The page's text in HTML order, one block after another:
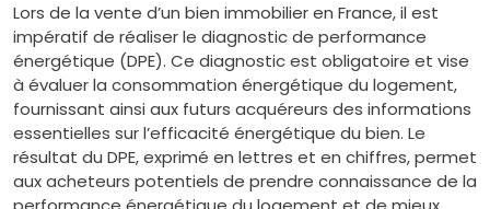
Lors de la vente d’un bien immobilier en France, il est
impératif de réaliser le diagnostic de performance
énergétique (DPE). Ce diagnostic est obligatoire et vise
à évaluer la consommation énergétique du logement,
fournissant ainsi aux futurs acquéreurs des informations
essentielles sur l’efficacité énergétique du bien. Le
résultat du DPE, exprimé en lettres et en chiffres, permet
aux acheteurs potentiels de prendre connaissance de la